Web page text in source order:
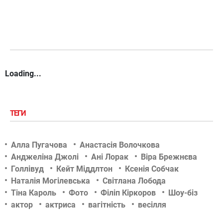
Loading...
ТЕГИ
Алла Пугачова
Анастасія Волочкова
Анджеліна Джолі
Ані Лорак
Віра Брежнєва
Голлівуд
Кейт Міддлтон
Ксенія Собчак
Наталія Могілевська
Світлана Лобода
Тіна Кароль
Фото Філіп Кіркоров
Шоу-біз
актор
актриса вагітність
весілля